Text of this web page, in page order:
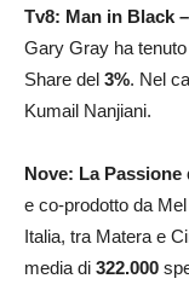
Tv8: Man in Black
Gary Gray ha
Share del 3%. Nel
Kumail Nanjiani.
Nove: La
e co-prodotto da
Italia, tra Matera e
media di 322.000